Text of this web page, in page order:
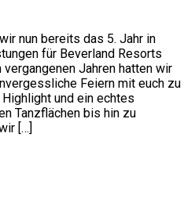
nun bereits das 5. Jahr in
für Beverland Resorts
Jahren hatten wir
Feiern mit euch zu
und ein echtes
Tanzflächen bis hin zu
[…]